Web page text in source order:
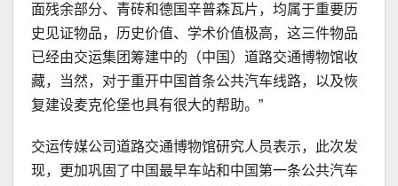
面残余部分、青砖和德国辛普森瓦片，均属于重要历
史见证物品，历史价值、学术价值极高，这三件物品
已经由交运集团筹建中的（中国）道路交通博物馆收
藏，当然，对于重开中国首条公共汽车线路，以及恢
复建设麦克伦堡也具有很大的帮助。”
交运传媒公司道路交通博物馆研究人员表示，此次发
现，更加巩固了中国最早车站和中国第一条公共汽车